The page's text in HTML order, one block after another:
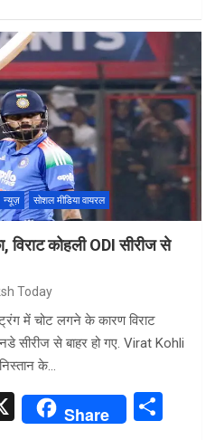
ar
e
न्यूज़ सोशल मीडिया वायरल
विराट कोहली ODI सीरीज से
Today
में चोट लगने के कारण विराट
सीरीज से बाहर हो गए. Virat Kohli
के…
X Share